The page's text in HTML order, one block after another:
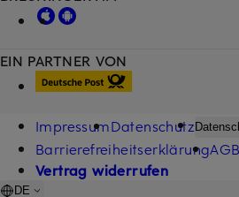
EIN PARTNER VON
ImpressumDatenschutz
Barrierefreiheitserklärung
Vertrag widerrufen
DE